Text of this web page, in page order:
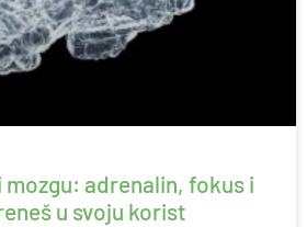
adrenalin, fokus i
u svoju korist